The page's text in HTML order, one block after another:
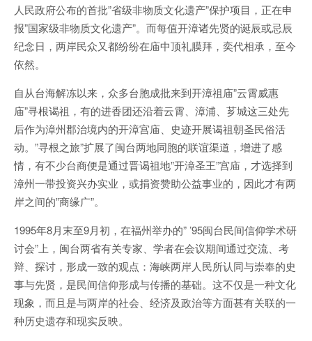
人民政府公布的首批”省级非物质文化遗产”保护项目，正在申
报”国家级非物质文化遗产”。而每值开漳诸先贤的诞辰或忌辰
纪念日，两岸民众又都纷纷在庙中顶礼膜拜，奕代相承，至今
依然。
自从台海解冻以来，众多台胞成批来到开漳祖庙”云霄威惠
庙”寻根谒祖，有的进香团还沿着云霄、漳浦、芗城这三处先
后作为漳州郡治境内的开漳宫庙、史迹开展谒祖朝圣民俗活
动。”寻根之旅”扩展了闽台两地同胞的联谊渠道，增进了感
情，有不少台商便是通过晋谒祖地”开漳圣王”宫庙，才选择到
漳州一带投资兴办实业，或捐资赞助公益事业的，因此才有两
岸之间的”商缘广”。
1995年8月末至9月初，在福州举办的” ’95闽台民间信仰学术研
讨会”上，闽台两省有关专家、学者在会议期间通过交流、考
辩、探讨，形成一致的观点：海峡两岸人民所认同与崇奉的史
事与先贤，是民间信仰形成与传播的基础。这不仅是一种文化
现象，而且是与两岸的社会、经济及政治等方面甚有关联的一
种历史遗存和现实反映。